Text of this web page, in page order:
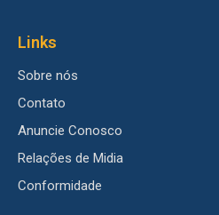
Links
Sobre nós
Contato
Anuncie Conosco
Relações de Midia
Conformidade